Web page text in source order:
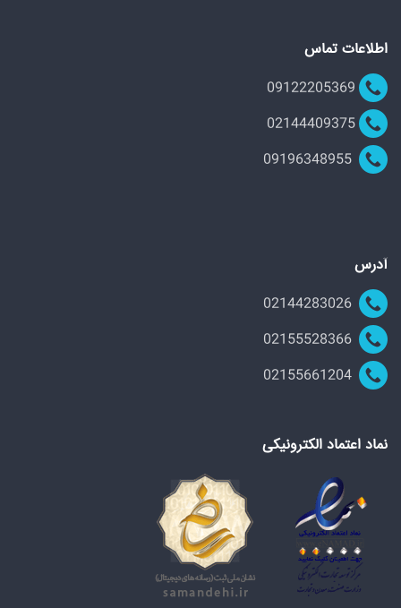
اطلاعات تماس
آدرس
نماد اعتماد الکترونیکی